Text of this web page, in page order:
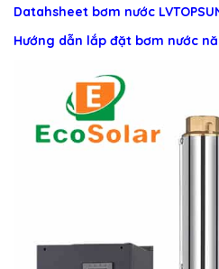
Datahsheet bơm nước
Hướng dẫn lắp đặt bơm nước